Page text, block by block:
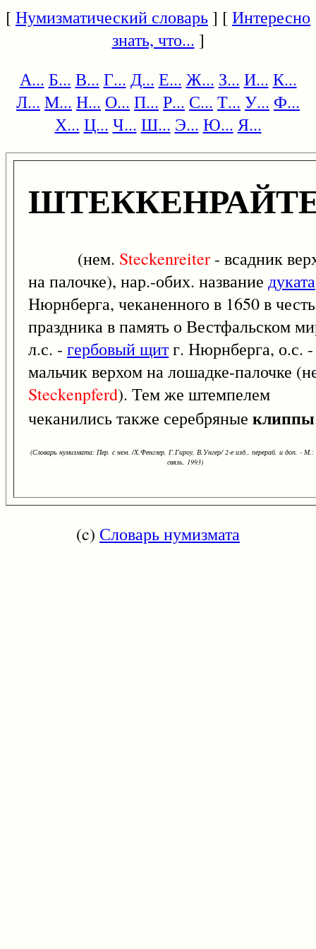
[Нумизматический словарь] [Интересно
знать, что... ]
А... Б... В... Г... Д... Е... Ж... З... И... К...
Л... М... Н... О... П... Р... С... Т... У... Ф...
Х... Ц... Ч... Ш... Э... Ю... Я...
(нем. Steckenreiter - всадник
на палочке), нар.-обих. название дуката
Нюрнберга, чеканенного в 1650 в честь
праздника в память о Вестфальском
л.с. - гербовый щитг. Нюрнберга, о.с. -
мальчик верхом на лошадке-палочке
Steckenpferd). Тем же штемпелем
чеканились также серебряные клиппы
(Словарь нумизмата: Пер. с нем. /Х.Фенглер, Г.Гироу, В.Унгер/ 2-е изд., перераб. и доп. - М.:
связь, 1993)
(c) Словарь нумизмата